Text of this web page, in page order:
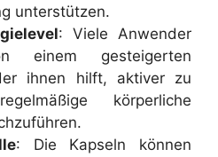
unterstützen.
: Viele Anwender
einem gesteigerten
ihnen hilft, aktiver zu
körperliche
: Die Kapseln können